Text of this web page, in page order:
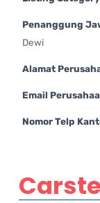
Penanggung
Dewi
Alamat
Email
Nomor Telp